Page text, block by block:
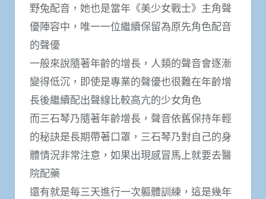
野兔配音，她也是當年《美少女戰士》主角聲
優陣容中，唯一一位繼續保留為原先角色配音
的聲優
一般來說隨著年齡的增長，人類的聲音會逐漸
變得低沉，即使是專業的聲優也很難在年齡增
長後繼續配出聲線比較高亢的少女角色
而三石琴乃隨著年齡增長，聲音依舊保持年輕
的秘訣是長期帶著口罩，三石琴乃對自己的身
體情況非常注意，如果出現感冒馬上就要去醫
院配藥
還有就是每三天進行一次軀體訓練，這是幾年